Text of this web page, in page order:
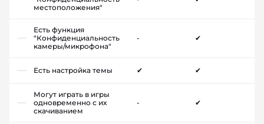
местоположения"
Есть функция
"Конфиденциальность
камеры/микрофона"
- ✔
Есть настройка темы ✔ ✔
Могут играть в игры
одновременно с их
скачиванием
- ✔